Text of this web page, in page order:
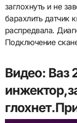
заглохнуть и не
барахлить датчик
распредвала.
Подключение
Видео: Ваз